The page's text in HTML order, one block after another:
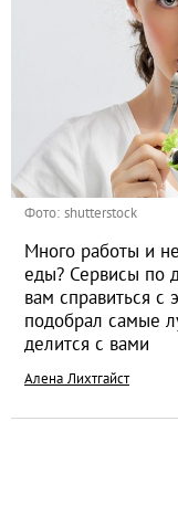
Фото: shutterstock
Много работы и
еды? Сервисы по
вам справиться с
подобрал самые
делится с вами
Алена Лихтгайст